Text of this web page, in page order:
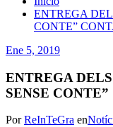
ENTREGA
CONTE”
Ene 5, 2019
ENTREGA
SENSE
PorReInTeGra en